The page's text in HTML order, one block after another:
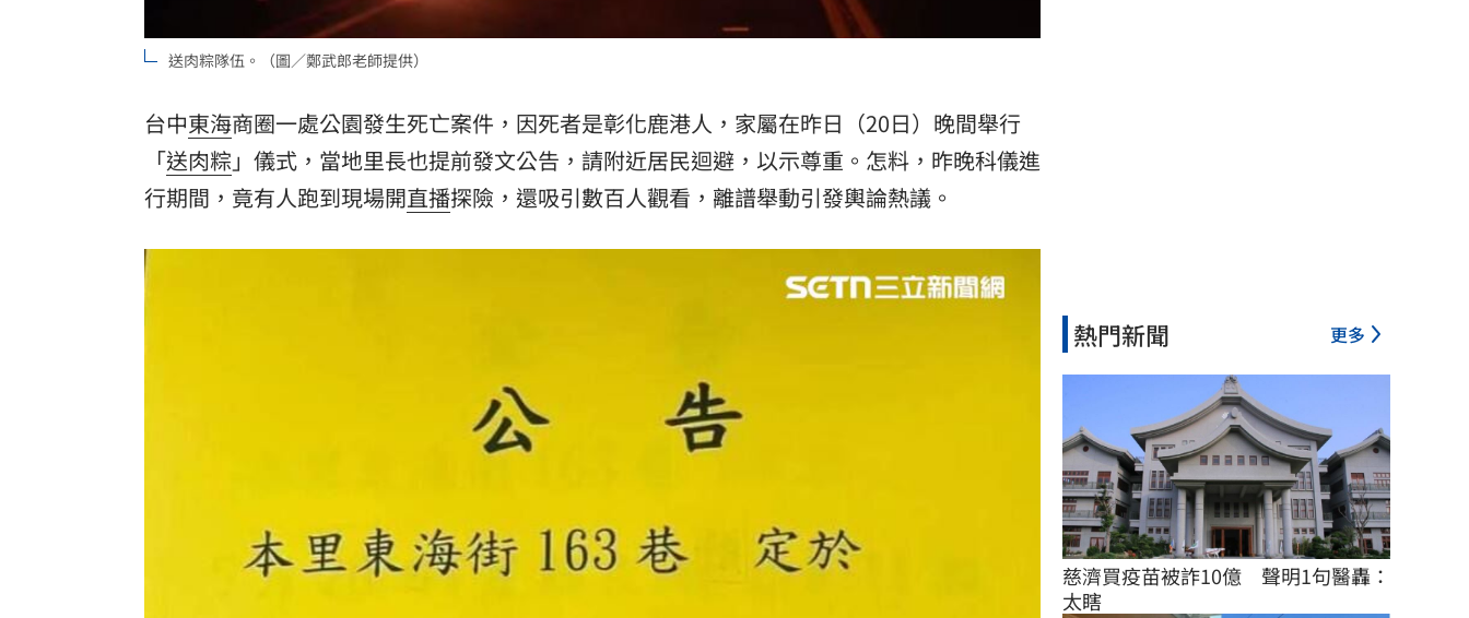
8國球員齊聚高雄 Formosa 7s掀足球熱潮 10:00
送肉粽隊伍。（圖／鄭武郎老師提供）
台中東海商圈一處公園發生死亡案件，因死者是彰化鹿港人，家屬在昨日（20日）晚間舉行
「送肉粽 」儀式，當地里長也提前發文公告，請附近居民迴避，以示尊重。怎料，昨晚科儀進
行期間，竟有人跑到現場開直播探險，還吸引數百人觀看，離譜舉動引發輿論熱議。
熱門新聞 更多
慈濟買疫苗被詐10億　聲明1句醫轟：
太瞎